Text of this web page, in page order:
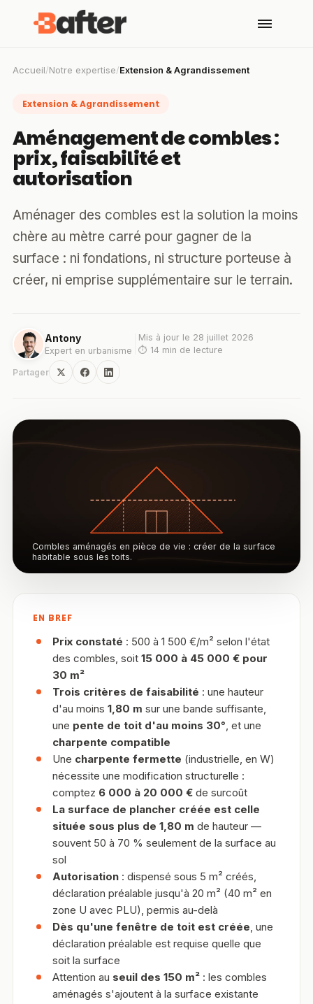
Accueil/Notre expertise/Extension & Agrandissement
Extension & Agrandissement
Aménagement de combles :
prix, faisabilité et
autorisation
Aménager des combles est la solution la moins
chère au mètre carré pour gagner de la
surface : ni fondations, ni structure porteuse à
créer, ni emprise supplémentaire sur le terrain.
Antony
Expert en urbanisme
Mis à jour le 28 juillet 2026
⏱ 14 min de lecture
Partager
Combles aménagés en pièce de vie : créer de la surface
habitable sous les toits.
EN BREF
Prix constaté : 500 à 1 500 €/m² selon l'état
des combles, soit 15 000 à 45 000 € pour
30 m²
Trois critères de faisabilité : une hauteur
d'au moins 1,80 m sur une bande suffisante,
une pente de toit d'au moins 30°, et une
charpente compatible
Une charpente fermette (industrielle, en W)
nécessite une modification structurelle :
comptez 6 000 à 20 000 € de surcoût
La surface de plancher créée est celle
située sous plus de 1,80 m de hauteur —
souvent 50 à 70 % seulement de la surface au
sol
Autorisation : dispensé sous 5 m² créés,
déclaration préalable jusqu'à 20 m² (40 m² en
zone U avec PLU), permis au-delà
Dès qu'une fenêtre de toit est créée, une
déclaration préalable est requise quelle que
soit la surface
Attention au seuil des 150 m² : les combles
aménagés s'ajoutent à la surface existante